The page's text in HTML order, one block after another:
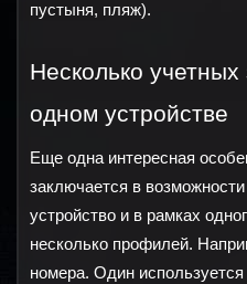
пустыня, пляж).
Несколько
одном устройстве
Еще одна интересная
заключается в
устройство и в рамках
несколько профилей.
номера. Один